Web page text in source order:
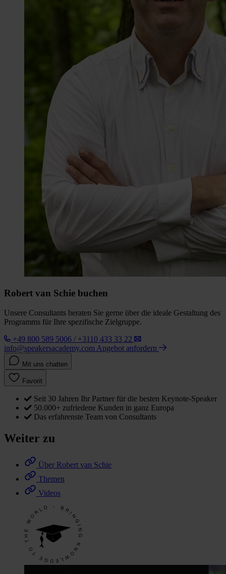
Robert van Schie buchen
Unsere Consultants beraten Sie gerne über die ideale Gestaltung des
Programms für Ihre spezifische Zielgruppe.
+49 800 589 5006 / +3110 433 33 22
info@speakersacademy.com Angebot anfordern
Mit uns chatten
Favorit
Seit 30 Jahren Ihr Partner für die besten Keynote-Speaker
50.000+ zufriedene Kunden in ganz Europa
Das erfahrenste Team von Consultants
Weiter zu
Über Robert van Schie
Themen
Videos